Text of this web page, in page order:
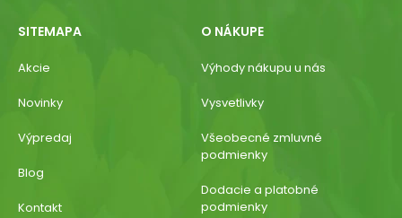
SITEMAPA
Akcie
Novinky
Výpredaj
Blog
Kontakt
O NÁKUPE
Výhody nákupu u nás
Vysvetlivky
Všeobecné zmluvné
podmienky
Dodacie a platobné
podmienky